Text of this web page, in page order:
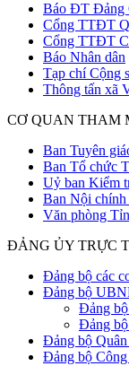
Báo ĐT Đảng
Cổng TTĐT
Cổng TTĐT
Báo Nhân dân
Tạp chí Cộng
Thông tấn xã
CƠ QUAN THAM
Ban Tuyên
Ban Tổ chức
Uỷ ban Kiểm
Ban Nội
Văn phòng
ĐẢNG ỦY TRỰC
Đảng bộ các
Đảng bộ
Đảng
Đảng
Đảng bộ
Đảng bộ Công